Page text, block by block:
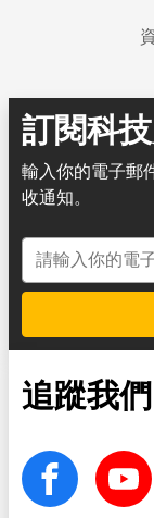
訂閱科
輸入你的電子郵
收通知。
電子郵件地址
追蹤我們
facebook Youtube